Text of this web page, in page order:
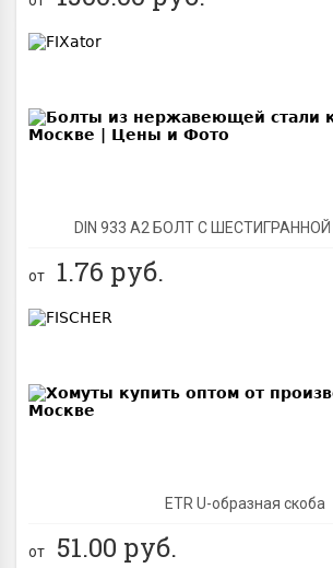
DIN 933 А2 БОЛТ С
от 1.76 руб.
ETR U-образная скоба
от 51.00 руб.